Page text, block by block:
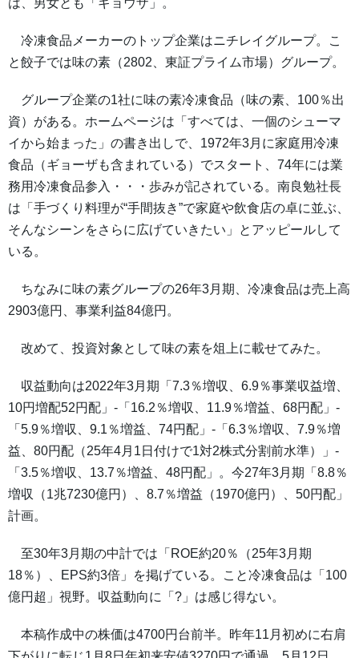
は、男女とも「ギョウザ」。
冷凍食品メーカーのトップ企業はニチレイグループ。こ
と餃子では味の素（2802、東証プライム市場）グループ。
グループ企業の1社に味の素冷凍食品（味の素、100％出
資）がある。ホームページは「すべては、一個のシューマ
イから始まった」の書き出しで、1972年3月に家庭用冷凍
食品（ギョーザも含まれている）でスタート、74年には業
務用冷凍食品参入・・・歩みが記されている。南良勉社長
は「手づくり料理が“手間抜き”で家庭や飲食店の卓に並ぶ、
そんなシーンをさらに広げていきたい」とアッピールして
いる。
ちなみに味の素グループの26年3月期、冷凍食品は売上高
2903億円、事業利益84億円。
改めて、投資対象として味の素を俎上に載せてみた。
収益動向は2022年3月期「7.3％増収、6.9％事業収益増、
10円増配52円配」-「16.2％増収、11.9％増益、68円配」-
「5.9％増収、9.1％増益、74円配」-「6.3％増収、7.9％増
益、80円配（25年4月1日付けで1対2株式分割前水準）」-
「3.5％増収、13.7％増益、48円配」。今27年3月期「8.8％
増収（1兆7230億円）、8.7％増益（1970億円）、50円配」
計画。
至30年3月期の中計では「ROE約20％（25年3月期
18％）、EPS約3倍」を掲げている。こと冷凍食品は「100
億円超」視野。収益動向に「?」は感じ得ない。
本稿作成中の株価は4700円台前半。昨年11月初めに右肩